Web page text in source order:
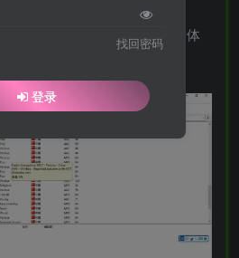
以为用户提供丰富多样的收听体
找回密码
登录